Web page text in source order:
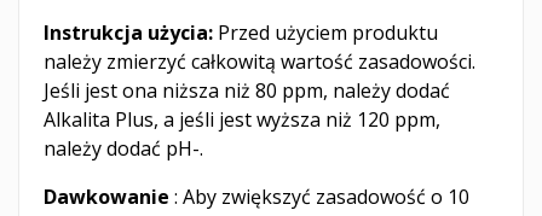
Instrukcja użycia: Przed użyciem produktu
należy zmierzyć całkowitą wartość zasadowości.
Jeśli jest ona niższa niż 80 ppm, należy dodać
Alkalita Plus, a jeśli jest wyższa niż 120 ppm,
należy dodać pH-.
Dawkowanie : Aby zwiększyć zasadowość o 10